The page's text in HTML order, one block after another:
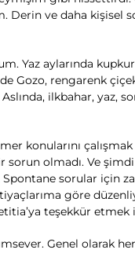
Derin ve daha kişisel
aylarında
rengarenk
ilkbahar, yaz,
konularını
olmadı. Ve
sorular için
göre
teşekkür
Genel olarak